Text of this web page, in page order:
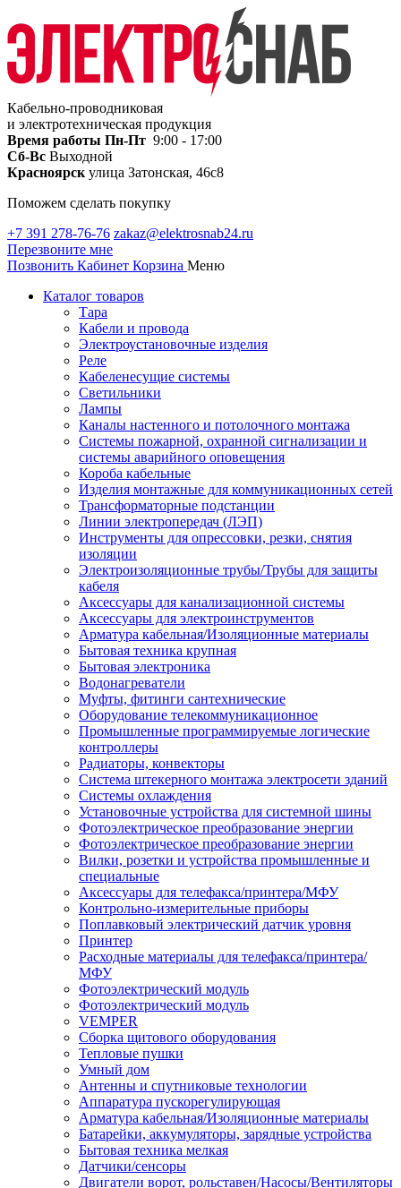
Кабельно-проводниковая
и электротехническая продукция
Время работы Пн-Пт 9:00 - 17:00
Сб-Вс Выходной
Красноярск улица Затонская, 46с8
Поможем сделать покупку
+7 391 278-76-76 zakaz@elektrosnab24.ru
Перезвоните мне
Позвонить Кабинет Корзина Меню
Каталог товаров
Тара
Кабели и провода
Электроустановочные изделия
Реле
Кабеленесущие системы
Светильники
Лампы
Каналы настенного и потолочного монтажа
Системы пожарной, охранной сигнализации и
системы аварийного оповещения
Короба кабельные
Изделия монтажные для коммуникационных сетей
Трансформаторные подстанции
Линии электропередач (ЛЭП)
Инструменты для опрессовки, резки, снятия
изоляции
Электроизоляционные трубы/Трубы для защиты
кабеля
Аксессуары для канализационной системы
Аксессуары для электроинструментов
Арматура кабельная/Изоляционные материалы
Бытовая техника крупная
Бытовая электроника
Водонагреватели
Муфты, фитинги сантехнические
Оборудование телекоммуникационное
Промышленные программируемые логические
контроллеры
Радиаторы, конвекторы
Система штекерного монтажа электросети зданий
Системы охлаждения
Установочные устройства для системной шины
Фотоэлектрическое преобразование энергии
Фотоэлектрическое преобразование энергии
Вилки, розетки и устройства промышленные и
специальные
Аксессуары для телефакса/принтера/МФУ
Контрольно-измерительные приборы
Поплавковый электрический датчик уровня
Принтер
Расходные материалы для телефакса/принтера/
МФУ
Фотоэлектрический модуль
Фотоэлектрический модуль
VEMPER
Сборка щитового оборудования
Тепловые пушки
Умный дом
Антенны и спутниковые технологии
Аппаратура пускорегулирующая
Арматура кабельная/Изоляционные материалы
Батарейки, аккумуляторы, зарядные устройства
Бытовая техника мелкая
Датчики/сенсоры
Двигатели ворот, рольставен/Насосы/Вентиляторы